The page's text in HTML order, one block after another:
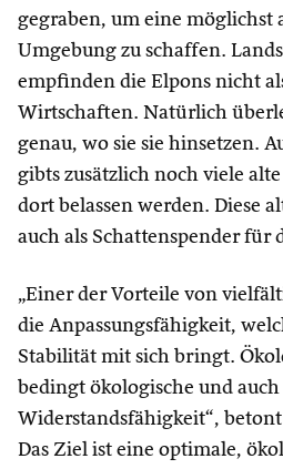
gegraben, um eine möglichst
Umgebung zu schaffen.
empfinden die Elpons nicht
Wirtschaften. Natürlich
genau, wo sie sie hinsetzen.
gibts zusätzlich noch viele
dort belassen werden. Diese
auch als Schattenspender für
„Einer der Vorteile von
die Anpassungsfähigkeit,
Stabilität mit sich bringt.
bedingt ökologische und
Widerstandsfähigkeit“,
Das Ziel ist eine optimale,